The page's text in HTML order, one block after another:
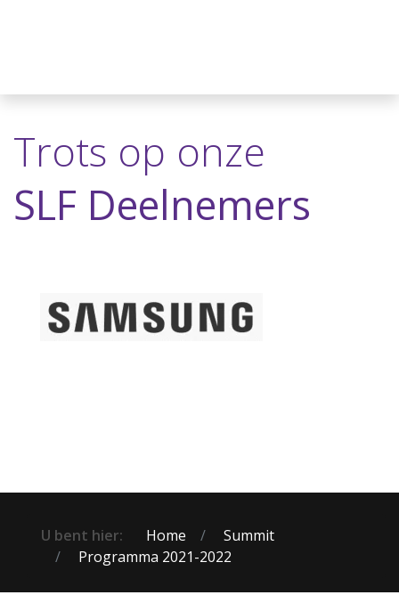
Trots op onze
SLF Deelnemers
U bent hier: Home
Summit
Programma 2021-2022